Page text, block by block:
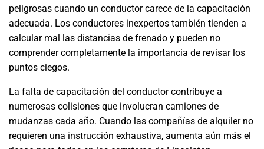
peligrosas cuando un conductor carece de la capacitación
adecuada. Los conductores inexpertos también tienden a
calcular mal las distancias de frenado y pueden no
comprender completamente la importancia de revisar los
puntos ciegos.
La falta de capacitación del conductor contribuye a
numerosas colisiones que involucran camiones de
mudanzas cada año. Cuando las compañías de alquiler no
requieren una instrucción exhaustiva, aumenta aún más el